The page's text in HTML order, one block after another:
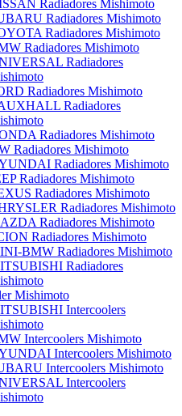
Radiadores Mishimoto
Radiadores Mishimoto
Radiadores Mishimoto
Radiadores Mishimoto
Radiadores
Radiadores Mishimoto
Radiadores
Radiadores Mishimoto
Radiadores Mishimoto
Radiadores Mishimoto
Radiadores Mishimoto
Radiadores Mishimoto
Radiadores Mishimoto
Radiadores Mishimoto
Radiadores Mishimoto
BMW Radiadores Mishimoto
Radiadores
Mishimoto
Intercoolers
Intercoolers Mishimoto
Intercoolers Mishimoto
Intercoolers Mishimoto
Intercoolers